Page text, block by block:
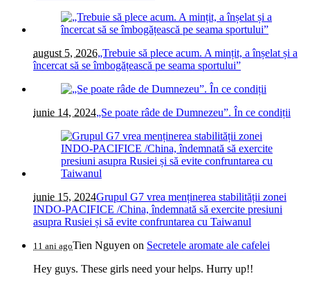
august 5, 2026„Trebuie să plece acum. A mințit, a înșelat și a
încercat să se îmbogățească pe seama sportului”
iunie 14, 2024„Se poate râde de Dumnezeu”. În ce condiții
iunie 15, 2024Grupul G7 vrea menținerea stabilității zonei
INDO-PACIFICE /China, îndemnată să exercite presiuni
asupra Rusiei și să evite confruntarea cu Taiwanul
11 ani agoTien Nguyen on Secretele aromate ale cafelei
Hey guys. These girls need your helps. Hurry up!!